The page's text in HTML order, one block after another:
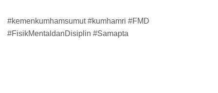
#kemenkumhamsumut #kumhamri #FMD
#FisikMentaldanDisiplin #Samapta